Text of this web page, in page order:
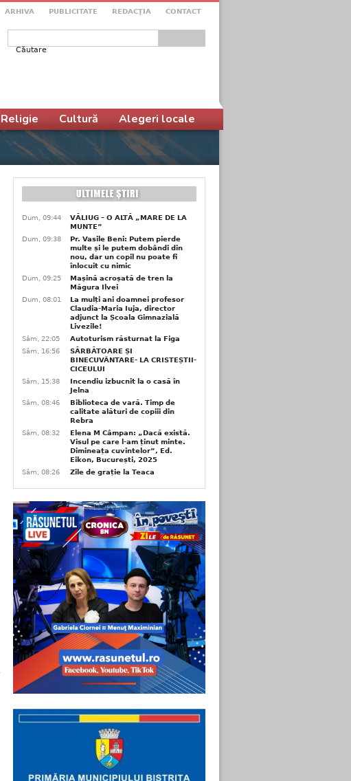
ARHIVA PUBLICITATE REDACŢIA CONTACT
Formular de căutare
Religie Cultură Alegeri locale
Dum, 09:44
VĂLIUG – O ALTĂ „MARE DE LA
MUNTE”
Dum, 09:38
Pr. Vasile Beni: Putem pierde
multe și le putem dobândi din
nou, dar un copil nu poate fi
înlocuit cu nimic
Dum, 09:25
Mașină acroșată de tren la
Măgura Ilvei
Dum, 08:01
La mulți ani doamnei profesor
Claudia-Maria Iuja, director
adjunct la Școala Gimnazială
Livezile!
Sâm, 22:05
Autoturism răsturnat la Figa
Sâm, 16:56
SĂRBĂTOARE ȘI
BINECUVÂNTARE- LA CRISTEȘTII-
CICEULUI
Sâm, 15:38
Incendiu izbucnit la o casă în
Jelna
Sâm, 08:46
Biblioteca de vară. Timp de
calitate alături de copiii din
Rebra
Sâm, 08:32
Elena M Câmpan: „Dacă există.
Visul pe care l-am ținut minte.
Dimineața cuvintelor”, Ed.
Eikon, București, 2025
Sâm, 08:26
Zile de grație la Teaca